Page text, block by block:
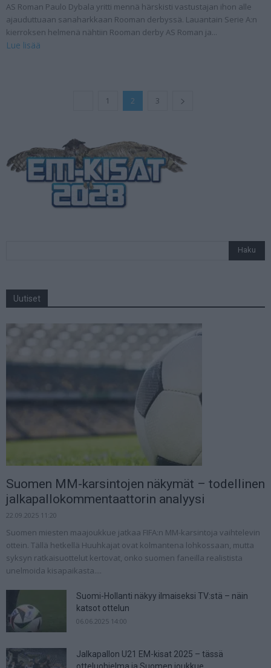
AS Roman Paulo Dybala yritti mennä härskisti vastustajan ihon alle
ajauduttuaan sanaharkkaan Rooman derbyssä. Lauantain Serie A:n
kierroksen helmenä nähtiin Rooman derby AS Roman ja...
Lue lisää
1 2 3
Uutiset
Suomen MM-karsintojen näkymät – todellinen
jalkapallokommentaattorin analyysi
22.09.2025 11:20
Suomen miesten maajoukkue jatkaa FIFA:n MM-karsintoja vaihtelevin
ottein. Tällä hetkellä Huuhkajat ovat kolmantena lohkossaan, mutta
syksyn ratkaisuottelut kertovat, onko suomen faneilla realistista
unelmoida kisapaikasta....
Suomi-Hollanti näkyy ilmaiseksi TV:stä – näin
katsot ottelun
06.06.2025 14:00
Jalkapallon U21 EM-kisat 2025 – tässä
otteluohjelma ja Suomen joukkue